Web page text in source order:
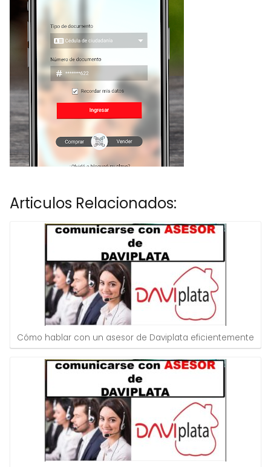
Articulos Relacionados:
Cómo hablar con un asesor de Daviplata eficientemente